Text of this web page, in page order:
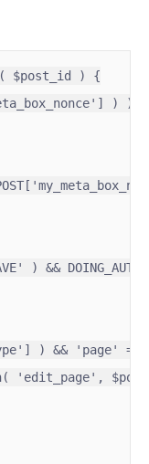
$post_id ) {
) ) {
) &&
) && 'page' ==
'edit_page',